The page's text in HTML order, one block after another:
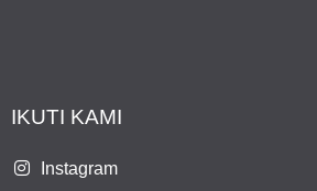
IKUTI KAMI
Instagram